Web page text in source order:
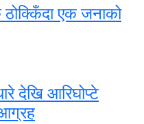
एक जनाको
देखि आरिघोप्टे